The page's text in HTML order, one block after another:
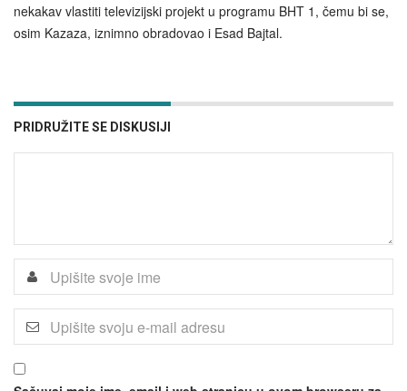
nekakav vlastiti televizijski projekt u programu BHT 1, čemu bi se,
osim Kazaza, iznimno obradovao i Esad Bajtal.
PRIDRUŽITE SE DISKUSIJI